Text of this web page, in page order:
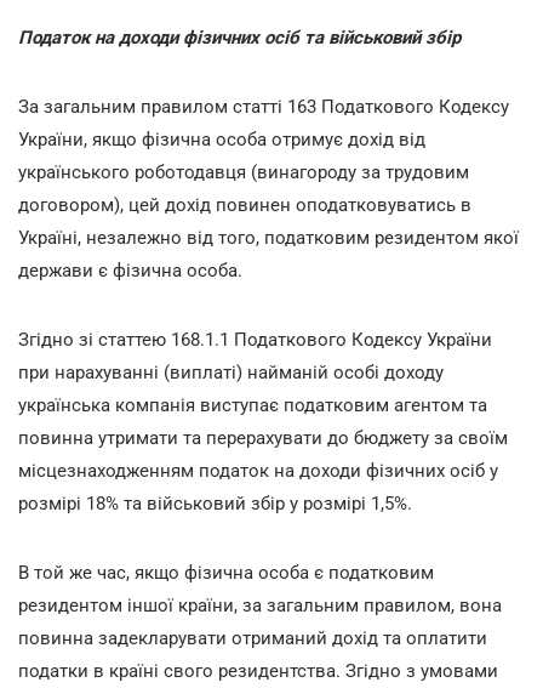
Податок на доходи фізичних осіб та військовий збір
За загальним правилом статті 163 Податкового Кодексу
України, якщо фізична особа отримує дохід від
українського роботодавця (винагороду за трудовим
договором), цей дохід повинен оподатковуватись в
Україні, незалежно від того, податковим резидентом якої
держави є фізична особа.
Згідно зі статтею 168.1.1 Податкового Кодексу України
при нарахуванні (виплаті) найманій особі доходу
українська компанія виступає податковим агентом та
повинна утримати та перерахувати до бюджету за своїм
місцезнаходженням податок на доходи фізичних осіб у
розмірі 18% та військовий збір у розмірі 1,5%.
В той же час, якщо фізична особа є податковим
резидентом іншої країни, за загальним правилом, вона
повинна задекларувати отриманий дохід та оплатити
податки в країні свого резидентства. Згідно з умовами